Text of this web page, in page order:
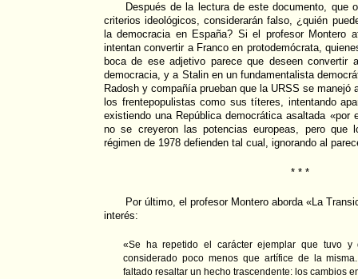
Después de la lectura de este documento, que
criterios ideológicos, considerarán falso, ¿quién
la democracia en España? Si el profesor Montero
intentan convertir a Franco en protodemócrata,
boca de ese adjetivo parece que deseen
democracia, y a Stalin en un fundamentalista
Radosh y compañía prueban que la URSS se manejó
los frentepopulistas como sus títeres, intentando
existiendo una República democrática asaltada «por
no se creyeron las potencias europeas, pero que
régimen de 1978 defienden tal cual, ignorando al
* * *
Por último, el profesor Montero aborda «La
interés:
«Se ha repetido el carácter ejemplar que tuvo y
considerado poco menos que artífice de la
faltado resaltar un hecho trascendente: los cambios